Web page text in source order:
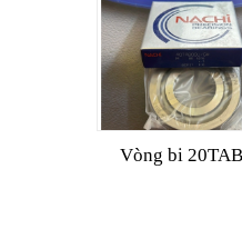
Vòng bi